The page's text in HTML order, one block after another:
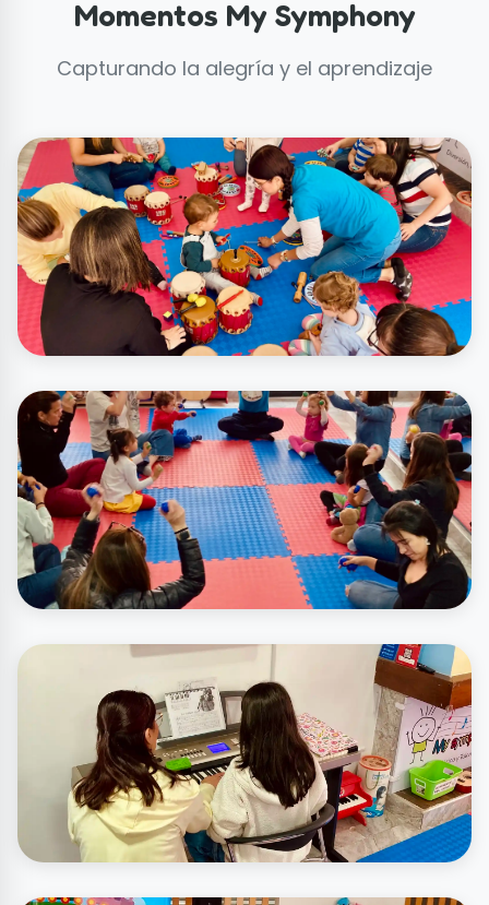
Momentos My Symphony
Capturando la alegría y el aprendizaje